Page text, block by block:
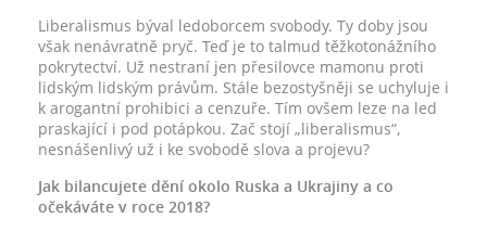
Liberalismus býval ledoborcem svobody. Ty doby jsou
však nenávratně pryč. Teď je to talmud těžkotonážního
pokrytectví. Už nestraní jen přesilovce mamonu proti
lidským lidským právům. Stále bezostyšněji se uchyluje i
k arogantní prohibici a cenzuře. Tím ovšem leze na led
praskající i pod potápkou. Zač stojí „liberalismus“,
nesnášenlivý už i ke svobodě slova a projevu?
Jak bilancujete dění okolo Ruska a Ukrajiny a co
očekáváte v roce 2018?